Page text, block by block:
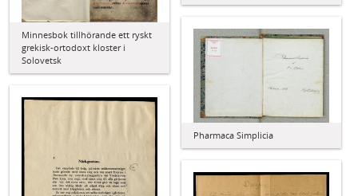
Minnesbok tillhörande ett ryskt
grekisk-ortodoxt kloster i
Solovetsk
Pharmaca Simplicia